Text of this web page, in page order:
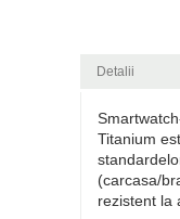
Detalii
Titanium
(carcasa/
rezistent la